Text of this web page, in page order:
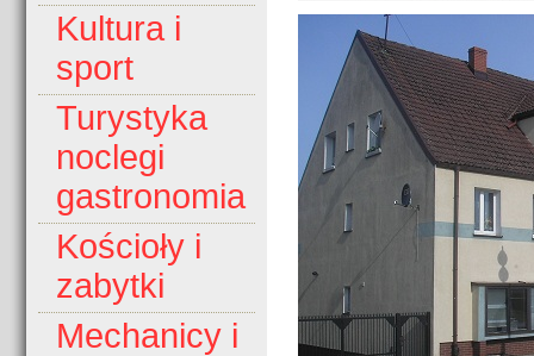
Kultura i
sport
Turystyka
noclegi
gastronomia
Kościoły i
zabytki
Mechanicy i